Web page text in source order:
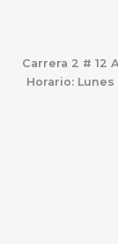
Carrera 2 # 12
Horario: